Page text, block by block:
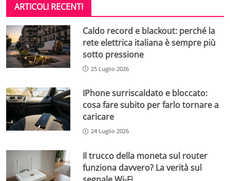
ARTICOLI RECENTI
Caldo record e blackout: perché la
rete elettrica italiana è sempre più
sotto pressione
25 Luglio 2026
IPhone surriscaldato e bloccato:
cosa fare subito per farlo tornare a
caricare
24 Luglio 2026
Il trucco della moneta sul router
funziona davvero? La verità sul